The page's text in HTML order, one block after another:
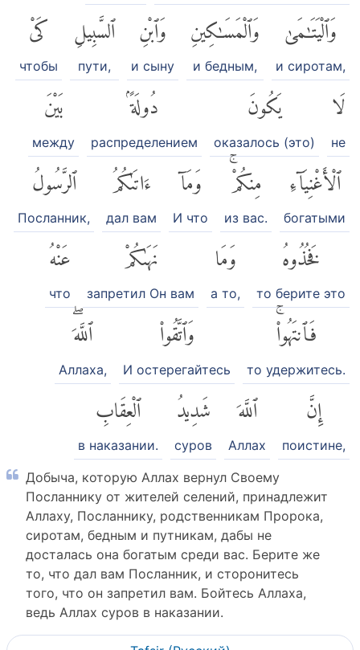
وَٱلْيَتَٰمَىٰ
и сиротам,
وَٱلْمَسَٰكِينِ
и бедным,
وَٱبْنِ
и сыну
ٱلسَّبِيلِ
пути,
كَىْ
чтобы
لَا
не
يَكُونَ
оказалось (это)
دُولَةًۢ
распределением
بَيْنَ
между
ٱلْأَغْنِيَآءِ
богатыми
مِنكُمْۚ
из вас.
وَمَآ
И что
ءَاتَىٰكُمُ
дал вам
ٱلرَّسُولُ
Посланник,
فَخُذُوهُ
то берите это
وَمَا
а то,
نَهَىٰكُمْ
запретил Он вам
عَنْهُ
что
فَٱنتَهُوا۟ۚ
то удержитесь.
وَٱتَّقُوا۟
И остерегайтесь
ٱللَّهَۖ
Аллаха,
إِنَّ
поистине,
ٱللَّهَ
Аллах
شَدِيدُ
суров
ٱلْعِقَابِ
в наказании.
Добыча, которую Аллах вернул Своему
Посланнику от жителей селений, принадлежит
Аллаху, Посланнику, родственникам Пророка,
сиротам, бедным и путникам, дабы не
досталась она богатым среди вас. Берите же
то, что дал вам Посланник, и сторонитесь
того, что он запретил вам. Бойтесь Аллаха,
ведь Аллах суров в наказании.